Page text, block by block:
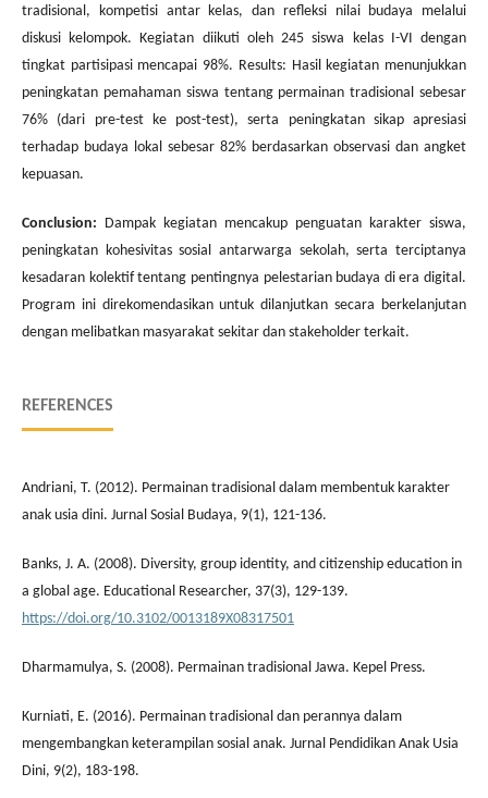
tradisional, kompetisi antar kelas, dan refleksi nilai budaya melalui
diskusi kelompok. Kegiatan diikuti oleh 245 siswa kelas I-VI dengan
tingkat partisipasi mencapai 98%. Results: Hasil kegiatan menunjukkan
peningkatan pemahaman siswa tentang permainan tradisional sebesar
76% (dari pre-test ke post-test), serta peningkatan sikap apresiasi
terhadap budaya lokal sebesar 82% berdasarkan observasi dan angket
kepuasan.
Conclusion:
Dampak kegiatan mencakup penguatan karakter siswa,
peningkatan kohesivitas sosial antarwarga sekolah, serta terciptanya
kesadaran kolektif tentang pentingnya pelestarian budaya di era digital.
Program ini direkomendasikan untuk dilanjutkan secara berkelanjutan
dengan melibatkan masyarakat sekitar dan stakeholder terkait.
REFERENCES
Andriani, T. (2012). Permainan tradisional dalam membentuk karakter
anak usia dini. Jurnal Sosial Budaya, 9(1), 121-136.
Banks, J. A. (2008). Diversity, group identity, and citizenship education in
a global age. Educational Researcher, 37(3), 129-139.
https://doi.org/10.3102/0013189X08317501
Dharmamulya, S. (2008). Permainan tradisional Jawa. Kepel Press.
Kurniati, E. (2016). Permainan tradisional dan perannya dalam
mengembangkan keterampilan sosial anak. Jurnal Pendidikan Anak Usia
Dini, 9(2), 183-198.